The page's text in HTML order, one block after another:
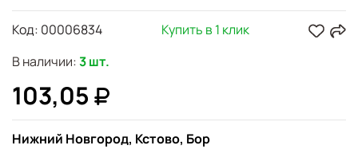
В наличии:3 шт.
103,05
Код: 00006834 Купить в 1 клик
Нижний Новгород, Кстово, Бор